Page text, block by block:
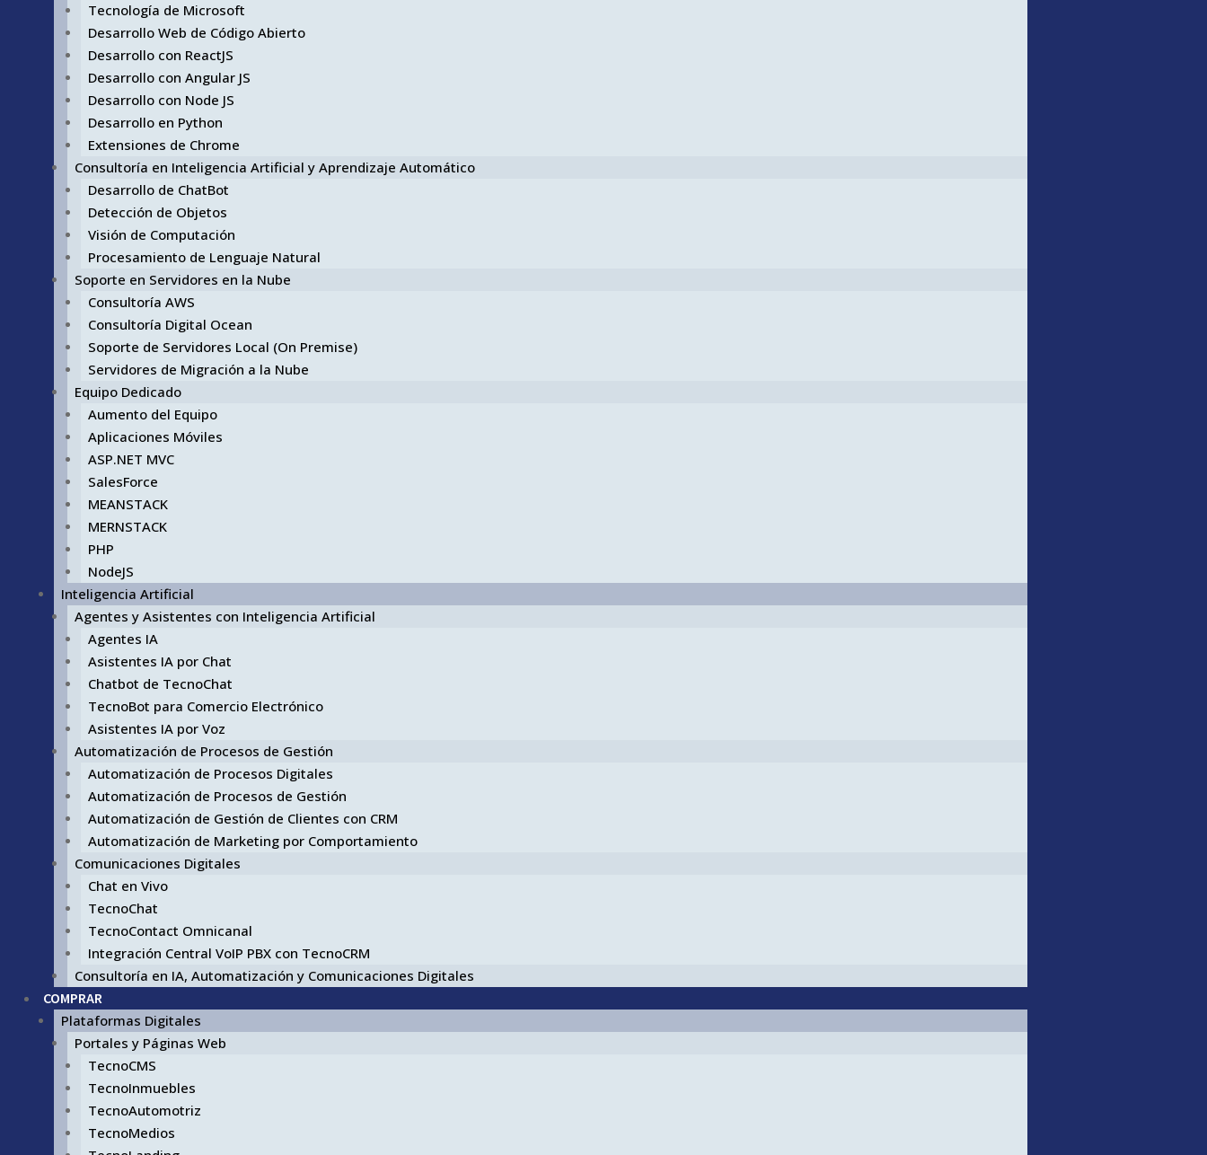
Tecnología de Microsoft
Desarrollo Web de Código Abierto
Desarrollo con ReactJS
Desarrollo con Angular JS
Desarrollo con Node JS
Desarrollo en Python
Extensiones de Chrome
Consultoría en Inteligencia Artificial y Aprendizaje Automático
Desarrollo de ChatBot
Detección de Objetos
Visión de Computación
Procesamiento de Lenguaje Natural
Soporte en Servidores en la Nube
Consultoría AWS
Consultoría Digital Ocean
Soporte de Servidores Local (On Premise)
Servidores de Migración a la Nube
Equipo Dedicado
Aumento del Equipo
Aplicaciones Móviles
ASP.NET MVC
SalesForce
MEANSTACK
MERNSTACK
PHP
NodeJS
Inteligencia Artificial
Agentes y Asistentes con Inteligencia Artificial
Agentes IA
Asistentes IA por Chat
Chatbot de TecnoChat
TecnoBot para Comercio Electrónico
Asistentes IA por Voz
Automatización de Procesos de Gestión
Automatización de Procesos Digitales
Automatización de Procesos de Gestión
Automatización de Gestión de Clientes con CRM
Automatización de Marketing por Comportamiento
Comunicaciones Digitales
Chat en Vivo
TecnoChat
TecnoContact Omnicanal
Integración Central VoIP PBX con TecnoCRM
Consultoría en IA, Automatización y Comunicaciones Digitales
COMPRAR
Plataformas Digitales
Portales y Páginas Web
TecnoCMS
TecnoInmuebles
TecnoAutomotriz
TecnoMedios